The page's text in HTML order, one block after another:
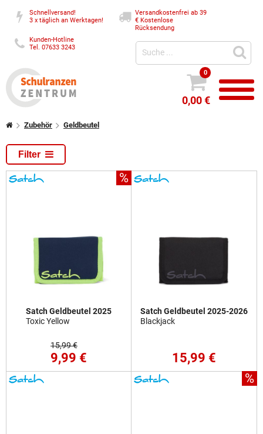
Schnellversand!
3 x täglich an Werktagen!
Versandkostenfrei ab 39
€Kostenlose
Rücksendung
Kunden-Hotline
Tel. 07633 3243
0
0,00 €
Zubehör Geldbeutel
Filter
%
Satch Geldbeutel 2025
Toxic Yellow
15,99 €
9,99 €
Satch Geldbeutel 2025-2026
Blackjack
15,99 €
%